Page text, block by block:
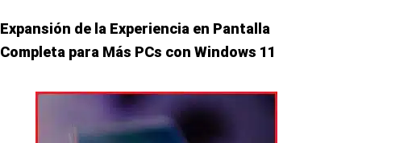
Expansión de la Experiencia en Pantalla
Completa para Más PCs con Windows 11